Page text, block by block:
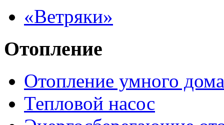
«Ветряки»
Отопление
Отопление умного дома
Тепловой насос